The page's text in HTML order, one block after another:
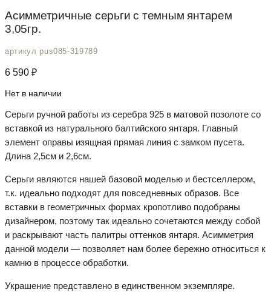
Асимметричные серьги с темным янтарем
3,05гр.
артикул pus085-319789
6 590 ₽
Нет в наличии
Серьги ручной работы из серебра 925 в матовой позолоте со
вставкой из натурального балтийского янтаря. Главный
элемент оправы изящная прямая линия с замком пусета.
Длина 2,5см и 2,6см.
Серьги являются нашей базовой моделью и бестселлером,
т.к. идеально подходят для повседневных образов. Все
вставки в геометричных формах кропотливо подобраны
дизайнером, поэтому так идеально сочетаются между собой
и раскрывают часть палитры оттенков янтаря. Асимметрия
данной модели — позволяет нам более бережно относиться к
камню в процессе обработки.
Украшение представлено в единственном экземпляре.